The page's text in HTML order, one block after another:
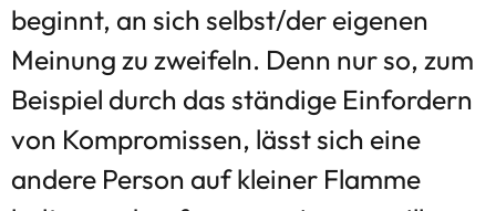
beginnt, an sich selbst/der eigenen
Meinung zu zweifeln. Denn nur so, zum
Beispiel durch das ständige Einfordern
von Kompromissen, lässt sich eine
andere Person auf kleiner Flamme